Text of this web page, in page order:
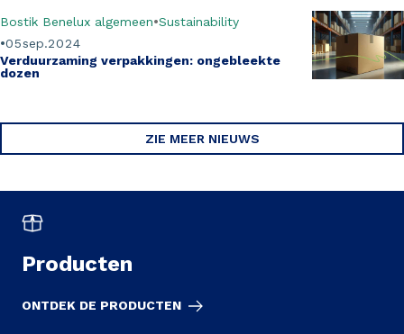
sep.
05 2024
Bostik Benelux algemeen Sustainability
Verduurzaming verpakkingen: ongebleekte
dozen
ZIE MEER NIEUWS
Producten
ONTDEK DE PRODUCTEN